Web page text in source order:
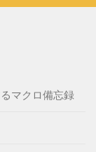
マクロ備忘録